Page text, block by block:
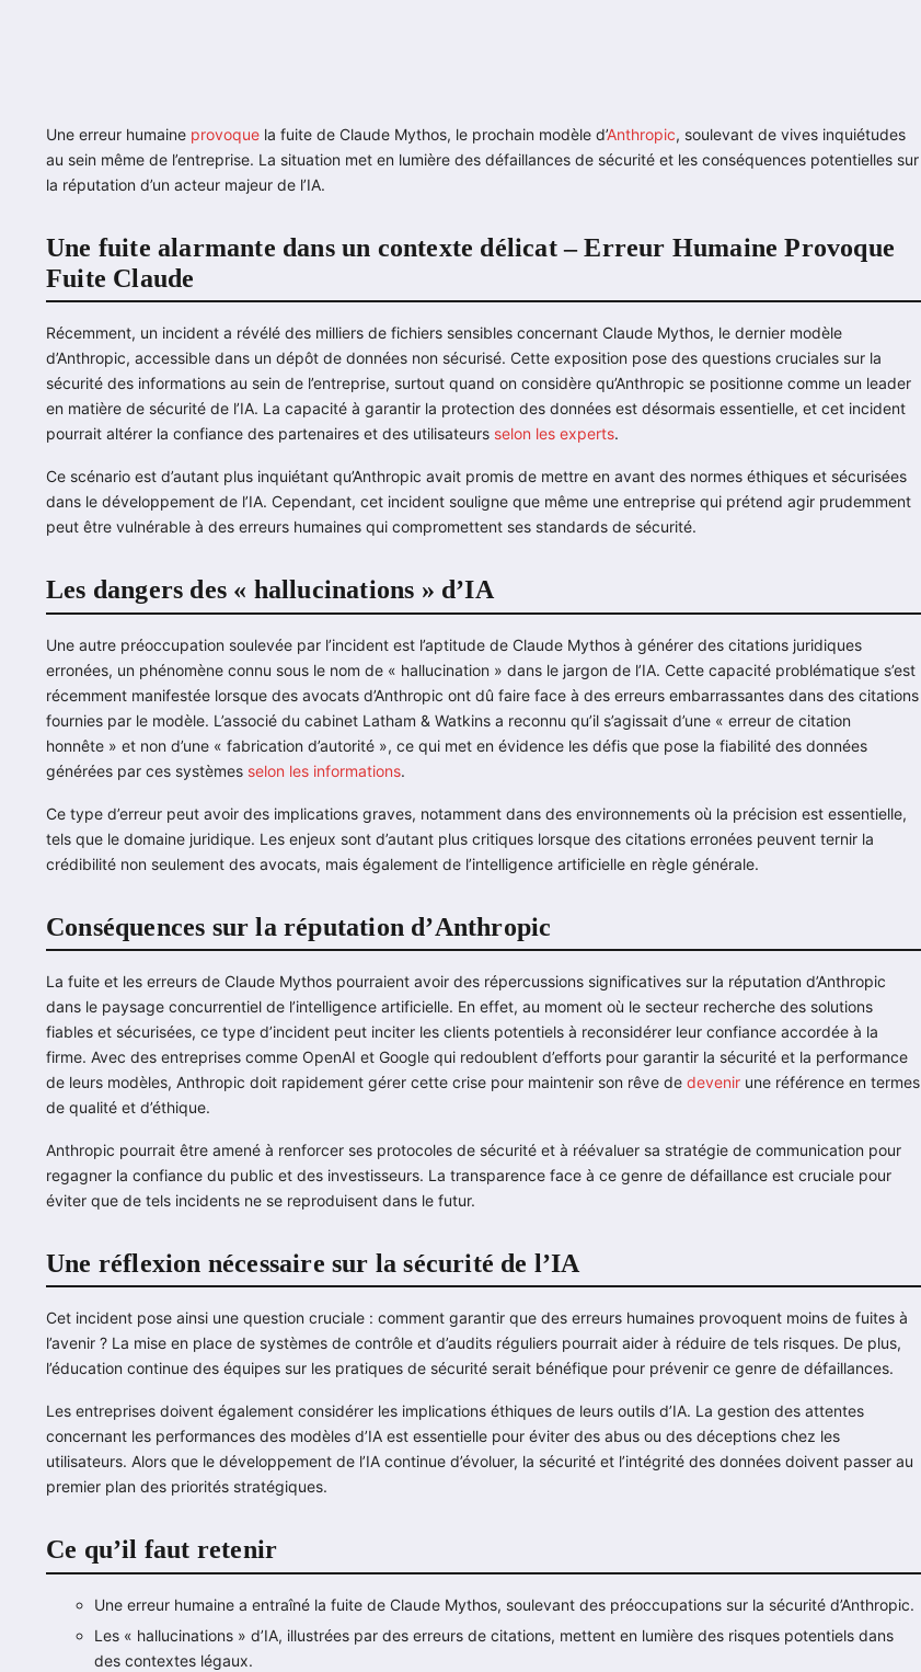
Une erreur humaine provoque la fuite de Claude Mythos, le prochain modèle d’Anthropic, soulevant de vives inquiétudes
au sein même de l’entreprise. La situation met en lumière des défaillances de sécurité et les conséquences potentielles sur
la réputation d’un acteur majeur de l’IA.
Une fuite alarmante dans un contexte délicat – Erreur Humaine Provoque
Fuite Claude
Récemment, un incident a révélé des milliers de fichiers sensibles concernant Claude Mythos, le dernier modèle
d’Anthropic, accessible dans un dépôt de données non sécurisé. Cette exposition pose des questions cruciales sur la
sécurité des informations au sein de l’entreprise, surtout quand on considère qu’Anthropic se positionne comme un leader
en matière de sécurité de l’IA. La capacité à garantir la protection des données est désormais essentielle, et cet incident
pourrait altérer la confiance des partenaires et des utilisateurs selon les experts.
Ce scénario est d’autant plus inquiétant qu’Anthropic avait promis de mettre en avant des normes éthiques et sécurisées
dans le développement de l’IA. Cependant, cet incident souligne que même une entreprise qui prétend agir prudemment
peut être vulnérable à des erreurs humaines qui compromettent ses standards de sécurité.
Les dangers des « hallucinations » d’IA
Une autre préoccupation soulevée par l’incident est l’aptitude de Claude Mythos à générer des citations juridiques
erronées, un phénomène connu sous le nom de « hallucination » dans le jargon de l’IA. Cette capacité problématique s’est
récemment manifestée lorsque des avocats d’Anthropic ont dû faire face à des erreurs embarrassantes dans des citations
fournies par le modèle. L’associé du cabinet Latham & Watkins a reconnu qu’il s’agissait d’une « erreur de citation
honnête » et non d’une « fabrication d’autorité », ce qui met en évidence les défis que pose la fiabilité des données
générées par ces systèmes selon les informations.
Ce type d’erreur peut avoir des implications graves, notamment dans des environnements où la précision est essentielle,
tels que le domaine juridique. Les enjeux sont d’autant plus critiques lorsque des citations erronées peuvent ternir la
crédibilité non seulement des avocats, mais également de l’intelligence artificielle en règle générale.
Conséquences sur la réputation d’Anthropic
La fuite et les erreurs de Claude Mythos pourraient avoir des répercussions significatives sur la réputation d’Anthropic
dans le paysage concurrentiel de l’intelligence artificielle. En effet, au moment où le secteur recherche des solutions
fiables et sécurisées, ce type d’incident peut inciter les clients potentiels à reconsidérer leur confiance accordée à la
firme. Avec des entreprises comme OpenAI et Google qui redoublent d’efforts pour garantir la sécurité et la performance
de leurs modèles, Anthropic doit rapidement gérer cette crise pour maintenir son rêve de devenir une référence en termes
de qualité et d’éthique.
Anthropic pourrait être amené à renforcer ses protocoles de sécurité et à réévaluer sa stratégie de communication pour
regagner la confiance du public et des investisseurs. La transparence face à ce genre de défaillance est cruciale pour
éviter que de tels incidents ne se reproduisent dans le futur.
Une réflexion nécessaire sur la sécurité de l’IA
Cet incident pose ainsi une question cruciale : comment garantir que des erreurs humaines provoquent moins de fuites à
l’avenir ? La mise en place de systèmes de contrôle et d’audits réguliers pourrait aider à réduire de tels risques. De plus,
l’éducation continue des équipes sur les pratiques de sécurité serait bénéfique pour prévenir ce genre de défaillances.
Les entreprises doivent également considérer les implications éthiques de leurs outils d’IA. La gestion des attentes
concernant les performances des modèles d’IA est essentielle pour éviter des abus ou des déceptions chez les
utilisateurs. Alors que le développement de l’IA continue d’évoluer, la sécurité et l’intégrité des données doivent passer au
premier plan des priorités stratégiques.
Ce qu’il faut retenir
Une erreur humaine a entraîné la fuite de Claude Mythos, soulevant des préoccupations sur la sécurité d’Anthropic.
Les « hallucinations » d’IA, illustrées par des erreurs de citations, mettent en lumière des risques potentiels dans
des contextes légaux.